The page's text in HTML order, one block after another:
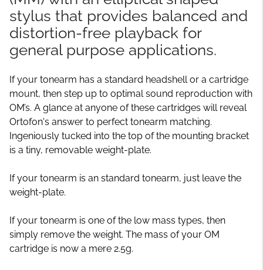
stylus that provides balanced and
distortion-free playback for
general purpose applications.
If your tonearm has a standard headshell or a cartridge
mount, then step up to optimal sound reproduction with
OM’s. A glance at anyone of these cartridges will reveal
Ortofon's answer to perfect tonearm matching.
Ingeniously tucked into the top of the mounting bracket
is a tiny, removable weight-plate.
If your tonearm is an standard tonearm, just leave the
weight-plate.
If your tonearm is one of the low mass types, then
simply remove the weight. The mass of your OM
cartridge is now a mere 2.5g.